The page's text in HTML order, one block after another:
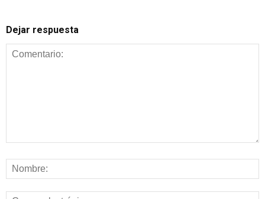
Dejar respuesta